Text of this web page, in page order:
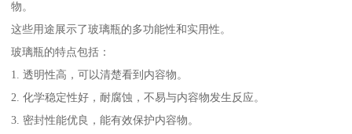
物。
这些用途展示了玻璃瓶的多功能性和实用性。
玻璃瓶的特点包括：
1. 透明性高，可以清楚看到内容物。
2. 化学稳定性好，耐腐蚀，不易与内容物发生反应。
3. 密封性能优良，能有效保护内容物。